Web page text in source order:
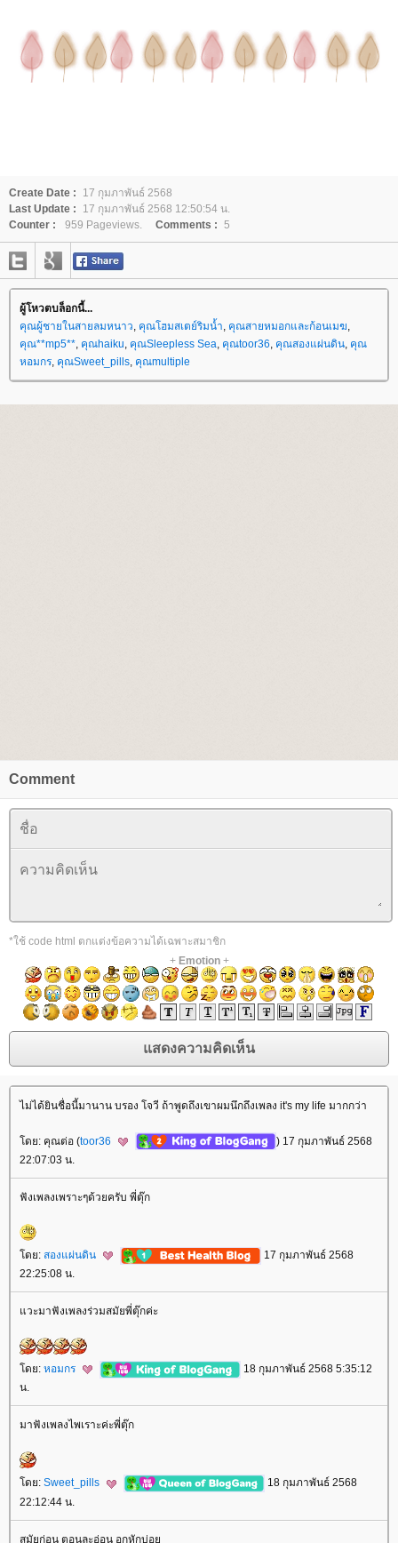
Create Date :
17 กุมภาพันธ์ 2568
Last Update :
17 กุมภาพันธ์ 2568 12:50:54 น.
Counter :
959 Pageviews. Comments : 5
ผู้โหวตบล็อกนี้...
คุณผู้ชายในสายลมหนาว คุณโฮมสเตย์ริมน้ำ คุณสายหมอกและก้อนเมฆ
คุณ**mp5** คุณhaiku คุณSleepless Sea คุณtoor36 คุณสองแผ่นดิน คุณ
หอมกร คุณSweet_pills คุณmultiple
Comment
*ใช้ code html ตกแต่งข้อความได้เฉพาะสมาชิก
+ Emotion+
ไม่ได้ยินชื่อนี้มานาน บรอง โจวี ถ้าพูดถึงเขาผมนึกถึงเพลง it's my life มากกว่า
ดย: คุณต่อ (toor36
) 17 กุมภาพันธ์ 2568
22:07:03 น.
ฟังเพลงเพราะๆด้วยครับ พี่ตุ๊ก
ดย: สองแผ่นดิน
17 กุมภาพันธ์ 2568
22:25:08 น.
วะมาฟังเพลงร่วมสมัยพี่ตุ๊กค่ะ
ดย: หอมกร
18 กุมภาพันธ์ 2568 5:35:12
น.
มาฟังเพลงไพเราะค่ะพี่ตุ๊ก
ดย: Sweet_pills
18 กุมภาพันธ์ 2568
22:12:44 น.
สมัยก่อน ตอนละอ่อน อกหักบ่อ